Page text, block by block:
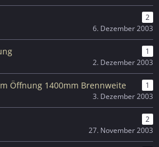
2
6. Dezember 2003
1
2. Dezember 2003
Öffnung 1400mm Brennweite
1
3. Dezember 2003
2
27. November 2003